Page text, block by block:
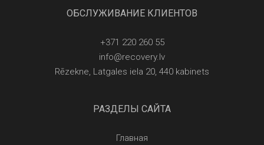
ОБСЛУЖИВАНИЕ КЛИЕНТОВ
+371 220 260 55
info@recovery.lv
Rēzekne, Latgales iela 20, 440 kabinets
РАЗДЕЛЫ САЙТА
Главная